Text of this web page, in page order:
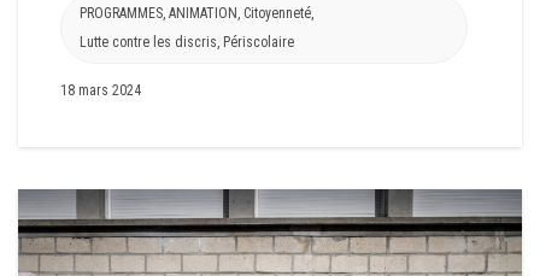
PROGRAMMES, ANIMATION , Citoyenneté,
Lutte contre les discris, Périscolaire
18 mars 2024